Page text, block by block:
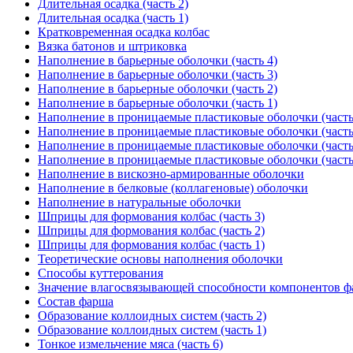
Длительная осадка (часть 2)
Длительная осадка (часть 1)
Кратковременная осадка колбас
Вязка батонов и штриковка
Наполнение в барьерные оболочки (часть 4)
Наполнение в барьерные оболочки (часть 3)
Наполнение в барьерные оболочки (часть 2)
Наполнение в барьерные оболочки (часть 1)
Наполнение в проницаемые пластиковые оболочки
Наполнение в проницаемые пластиковые оболочки
Наполнение в проницаемые пластиковые оболочки
Наполнение в проницаемые пластиковые оболочки
Наполнение в вискозно-армированные оболочки
Наполнение в белковые (коллагеновые) оболочки
Наполнение в натуральные оболочки
Шприцы для формования колбас (часть 3)
Шприцы для формования колбас (часть 2)
Шприцы для формования колбас (часть 1)
Теоретические основы наполнения оболочки
Способы куттерования
Значение влагосвязывающей способности компонентов
Состав фарша
Образование коллоидных систем (часть 2)
Образование коллоидных систем (часть 1)
Тонкое измельчение мяса (часть 6)